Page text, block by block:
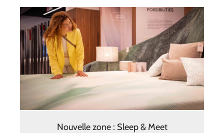
Nouvelle zone : Sleep & Meet